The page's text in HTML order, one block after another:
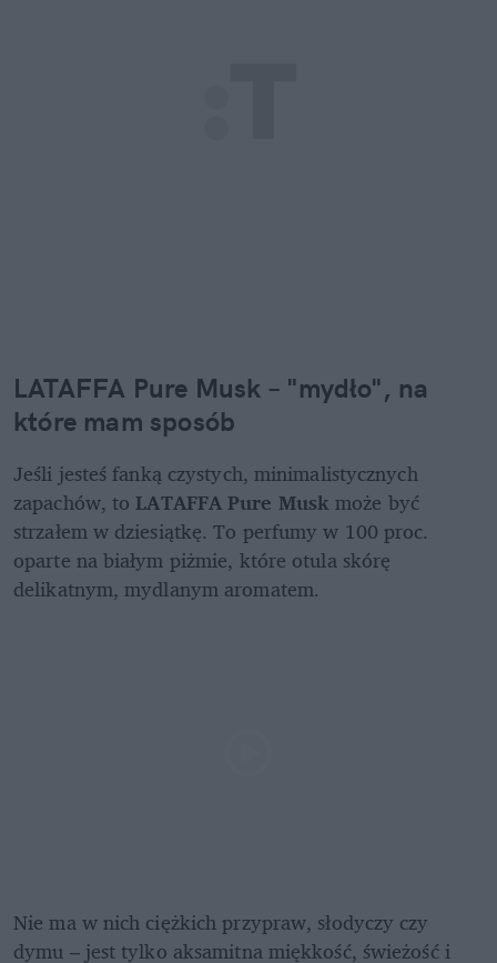
LATAFFA Pure Musk – "mydło", na
które mam sposób
Jeśli jesteś fanką czystych, minimalistycznych
zapachów, to LATAFFA Pure Musk może być
strzałem w dziesiątkę. To perfumy w 100 proc.
oparte na białym piżmie, które otula skórę
delikatnym, mydlanym aromatem.
Nie ma w nich ciężkich przypraw, słodyczy czy
dymu – jest tylko aksamitna miękkość, świeżość i